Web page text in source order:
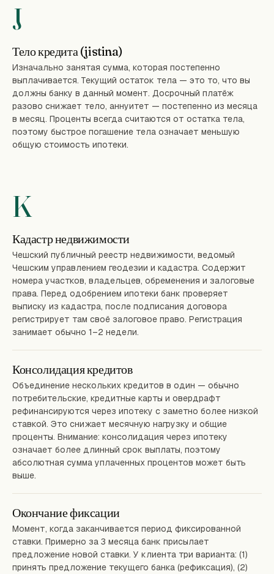
J
Тело кредита (jistina)
Изначально занятая сумма, которая постепенно
выплачивается. Текущий остаток тела — это то, что вы
должны банку в данный момент. Досрочный платёж
разово снижает тело, аннуитет — постепенно из месяца
в месяц. Проценты всегда считаются от остатка тела,
поэтому быстрое погашение тела означает меньшую
общую стоимость ипотеки.
K
Кадастр недвижимости
Чешский публичный реестр недвижимости, ведомый
Чешским управлением геодезии и кадастра. Содержит
номера участков, владельцев, обременения и залоговые
права. Перед одобрением ипотеки банк проверяет
выписку из кадастра, после подписания договора
регистрирует там своё залоговое право. Регистрация
занимает обычно 1–2 недели.
Консолидация кредитов
Объединение нескольких кредитов в один — обычно
потребительские, кредитные карты и овердрафт
рефинансируются через ипотеку с заметно более низкой
ставкой. Это снижает месячную нагрузку и общие
проценты. Внимание: консолидация через ипотеку
означает более длинный срок выплаты, поэтому
абсолютная сумма уплаченных процентов может быть
выше.
Окончание фиксации
Момент, когда заканчивается период фиксированной
ставки. Примерно за 3 месяца банк присылает
предложение новой ставки. У клиента три варианта: (1)
принять предложение текущего банка (рефиксация), (2)